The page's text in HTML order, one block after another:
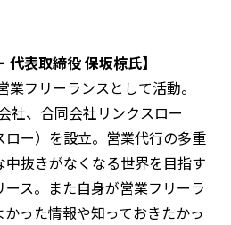
代表取締役 保坂椋氏】
フリーランスとして活動。
社、合同会社リンクスロー
ロー）を設立。営業代行の多重
抜きがなくなる世界を目指す
ス。また自身が営業フリーラ
った情報や知っておきたかっ